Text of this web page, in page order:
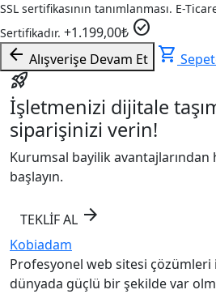
SSL sertifikasının tanımlanması. E-
Sertifikadır. +1.199,00₺ check_circle
arrow_back Alışverişe Devam Et shopping_cart
rocket_launch
İşletmenizi dijitale
siparişinizi verin!
Kurumsal bayilik
başlayın.
TEKLİF AL arrow_forward
Kobiadam
Profesyonel web sitesi
dünyada güçlü bir şekilde var